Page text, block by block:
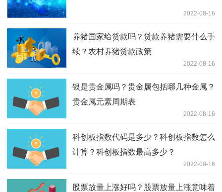
2022-08-16
养猪国家给贷款吗？贷款养猪需要什么手
续？农村养猪贷款政策
2022-08-16
银是贵金属吗？贵金属包括哪几种金属？
贵金属元素周期表
2022-08-16
科创板指数代码是多少？科创板指数怎么
计算？科创板指数最高多少？
2022-08-16
股票放量上涨好吗？股票放量上涨意味着